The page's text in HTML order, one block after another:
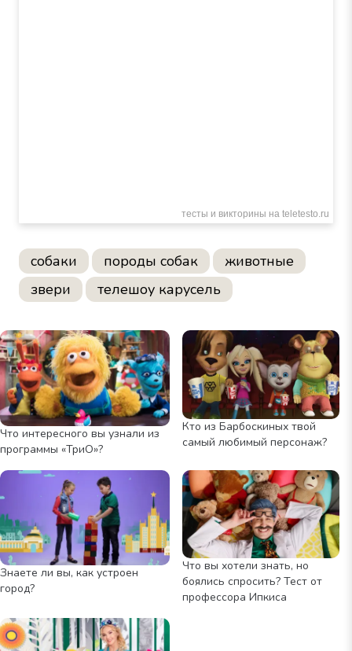
собаки породы собак
животные
звери
телешоу карусель
Что интересного вы узнали из
программы «ТриО»?
Кто из Барбоскиных твой
самый любимый персонаж?
Знаете ли вы, как устроен
город?
Что вы хотели знать, но
боялись спросить? Тест от
профессора Ипкиса